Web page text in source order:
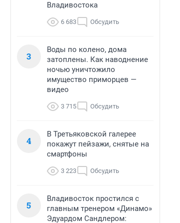
Владивостока
6 683 Обсудить
3
Воды по колено, дома
затоплены. Как наводнение
ночью уничтожило
имущество приморцев —
видео
3 715 Обсудить
4
В Третьяковской галерее
покажут пейзажи, снятые на
смартфоны
3 223 Обсудить
5
Владивосток простился с
главным тренером «Динамо»
Эдуардом Сандлером: